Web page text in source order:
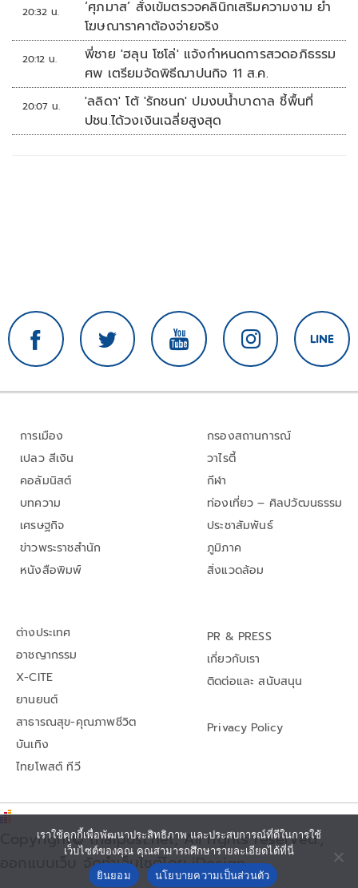
20:32 น.
‘ศุภมาส’ สั่งเข้มตรวจคลินิกเสริมความงาม ย้ำ
โฆษณาราคาต้องจ่ายจริง
20:12 น.
พี่ชาย 'ฮลุน โซโล่' แจ้งกำหนดการสวดอภิธรรม
ศพ เตรียมจัดพิธีฌาปนกิจ 11 ส.ค.
20:07 น.
'ลลิดา' โต้ 'รักชนก' ปมงบน้ำบาดาล ชี้พื้นที่
ปชน.ได้วงเงินเฉลี่ยสูงสุด
การเมือง
เปลว สีเงิน
คอลัมนิสต์
บทความ
เศรษฐกิจ
ข่าวพระราชสำนัก
หนังสือพิมพ์
กรองสถานการณ์
วาไรตี้
กีฬา
ท่องเที่ยว – ศิลปวัฒนธรรม
ประชาสัมพันธ์
ภูมิภาค
สิ่งแวดล้อม
ต่างประเทศ
อาชญากรรม
X-CITE
ยานยนต์
สาธารณสุข-คุณภาพชีวิต
บันเทิง
ไทยโพสต์ ทีวี
PR & PRESS
เกี่ยวกับเรา
ติดต่อและ สนับสนุน
Privacy Policy
Copyright© thaipost.net, All rights reserved.,
ออกแบบเว็บ จัดทำเว็บไซต์โดย iDesign
เราใช้คุกกี้เพื่อพัฒนาประสิทธิภาพ และประสบการณ์ที่ดีในการใช้
เว็บไซต์ของคุณ คุณสามารถศึกษารายละเอียดได้ที่นี่
ยินยอม
นโยบายความเป็นส่วนตัว